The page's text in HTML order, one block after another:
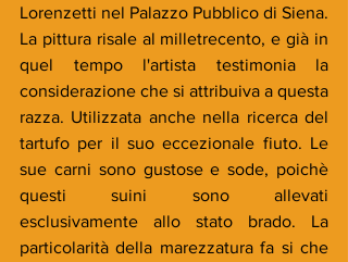
Lorenzetti nel Palazzo Pubblico di Siena.
La pittura risale al milletrecento, e già in
quel tempo l'artista testimonia la
considerazione che si attribuiva a questa
razza. Utilizzata anche nella ricerca del
tartufo per il suo eccezionale fiuto. Le
sue carni sono gustose e sode, poichè
questi suini sono allevati
esclusivamente allo stato brado. La
particolarità della marezzatura fa si che